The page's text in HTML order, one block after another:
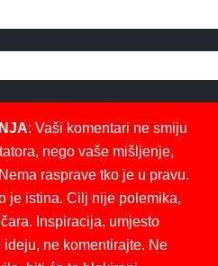
: Vaši komentari ne smiju
nego vaše mišljenje,
rasprave tko je u pravu.
je istina. Cilj nije polemika,
Inspiracija, umjesto
ne komentirajte. Ne